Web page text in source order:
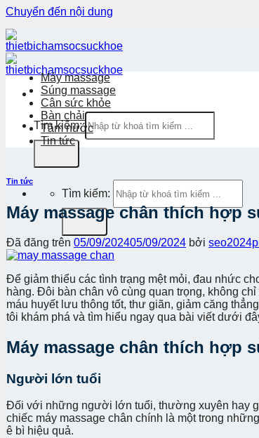
Chuyển đến nội dung
Tìm kiếm:
Tìm kiếm:
Máy massage
Súng massage
Cân sức khỏe
Bàn chải
Tăm nước
Tin tức
Tin tức
Máy massage chân thích
Đã đăng trên 05/09/202405/09/2024 bởi
Để giảm thiểu các tình trạng mệt mỏi, đau nhức
hàng. Đôi bàn chân vô cùng quan trọng, không
máu huyết lưu thông tốt, thư giãn, giảm căng
tôi khám phá và tìm hiểu ngay qua bài viết dưới
Máy massage chân thích
Người lớn tuổi
Đối với những người lớn tuổi, thường xuyên hay
chiếc máy massage chân chính là một trong
ê bì hiệu quả.